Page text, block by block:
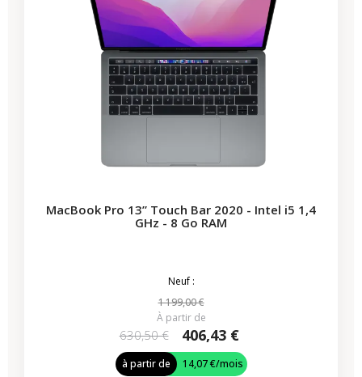
MacBook Pro 13” Touch Bar 2020 - Intel i5 1,4
GHz - 8 Go RAM
Neuf :
1 199,00 €
À partir de
630,50 € 406,43 €
à partir de 14,07 €/mois